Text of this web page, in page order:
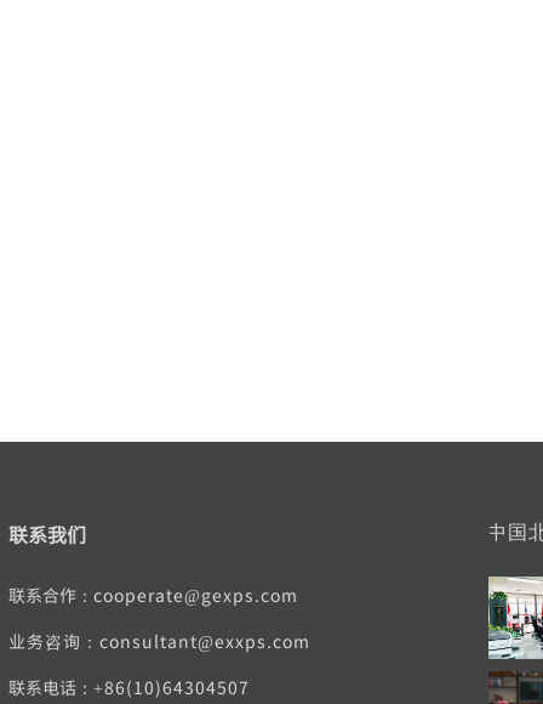
联系我们
联系合作： cooperate@gexps.com
业务咨询：consultant@exxps.com
联系电话： +86(10)64304507
中国